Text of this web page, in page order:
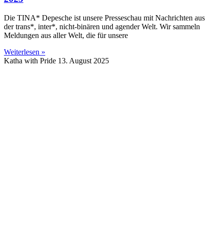
Die TINA* Depesche ist unsere Presseschau mit Nachrichten aus
der trans*, inter*, nicht-binären und agender Welt. Wir sammeln
Meldungen aus aller Welt, die für unsere
Weiterlesen »
Katha with Pride 13. August 2025